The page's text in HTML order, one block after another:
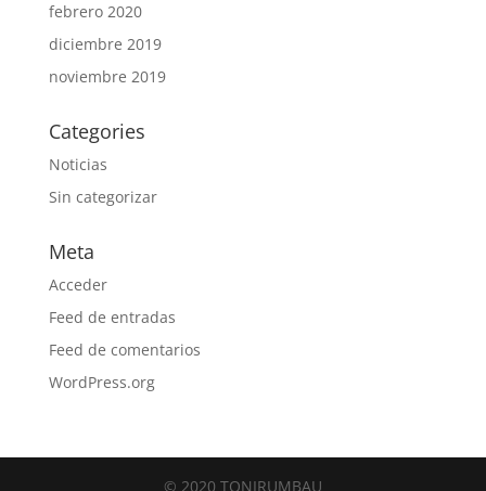
febrero 2020
diciembre 2019
noviembre 2019
Categories
Noticias
Sin categorizar
Meta
Acceder
Feed de entradas
Feed de comentarios
WordPress.org
© 2020 TONIRUMBAU